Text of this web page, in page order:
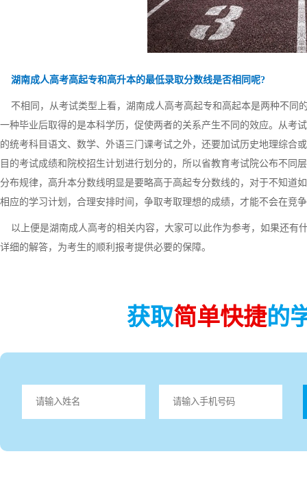
湖南成人高考高起专和高升本的最低录取分数线是否相同呢?
不相同，从考试类型上看，湖南成人高考高起专和高起本是两种不同
一种毕业后取得的是本科学历，促使两者的关系产生不同的效应。从考
的统考科目语文、数学、外语三门课考试之外，还要加试历史地理综合
目的考试成绩和院校招生计划进行划分的，所以省教育考试院公布不
分布规律，高升本分数线明显是要略高于高起专分数线的，对于不知道
相应的学习计划，合理安排时间，争取考取理想的成绩，才能不会在竞
以上便是湖南成人高考的相关内容，大家可以此作为参考，如果还有
详细的解答，为考生的顺利报考提供必要的保障。
获取简单快捷的